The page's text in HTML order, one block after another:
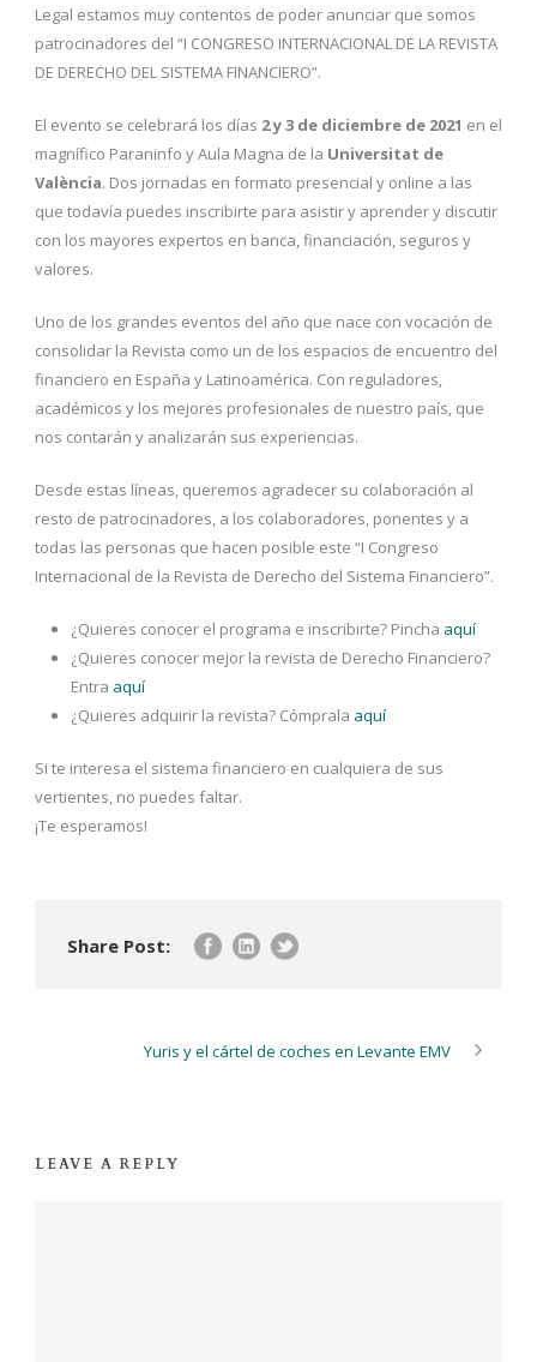
Legal estamos muy contentos de poder anunciar que somos
patrocinadores del “I CONGRESO INTERNACIONAL DE LA REVISTA
DE DERECHO DEL SISTEMA FINANCIERO”.
El evento se celebrará los días 2 y 3 de diciembre de 2021 en el
magnífico Paraninfo y Aula Magna de la Universitat de
València. Dos jornadas en formato presencial y online a las
que todavía puedes inscribirte para asistir y aprender y discutir
con los mayores expertos en banca, financiación, seguros y
valores.
Uno de los grandes eventos del año que nace con vocación de
consolidar la Revista como un de los espacios de encuentro del
financiero en España y Latinoamérica. Con reguladores,
académicos y los mejores profesionales de nuestro país, que
nos contarán y analizarán sus experiencias.
Desde estas líneas, queremos agradecer su colaboración al
resto de patrocinadores, a los colaboradores, ponentes y a
todas las personas que hacen posible este “I Congreso
Internacional de la Revista de Derecho del Sistema Financiero”.
¿Quieres conocer el programa e inscribirte? Pincha aquí
¿Quieres conocer mejor la revista de Derecho Financiero?
Entra aquí
¿Quieres adquirir la revista? Cómprala aquí
Si te interesa el sistema financiero en cualquiera de sus
vertientes, no puedes faltar.
¡Te esperamos!
Share Post:
Yuris y el cártel de coches en Levante EMV
LEAVE A REPLY